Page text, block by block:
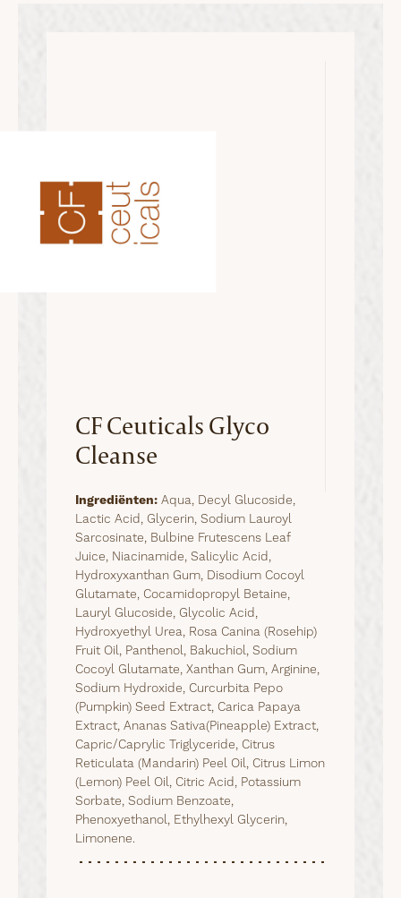
CF Ceuticals Glyco
Cleanse
Ingrediënten: Aqua, Decyl Glucoside,
Lactic Acid, Glycerin, Sodium Lauroyl
Sarcosinate, Bulbine Frutescens Leaf
Juice, Niacinamide, Salicylic Acid,
Hydroxyxanthan Gum, Disodium Cocoyl
Glutamate, Cocamidopropyl Betaine,
Lauryl Glucoside, Glycolic Acid,
Hydroxyethyl Urea, Rosa Canina (Rosehip)
Fruit Oil, Panthenol, Bakuchiol, Sodium
Cocoyl Glutamate, Xanthan Gum, Arginine,
Sodium Hydroxide, Curcurbita Pepo
(Pumpkin) Seed Extract, Carica Papaya
Extract, Ananas Sativa(Pineapple) Extract,
Capric/Caprylic Triglyceride, Citrus
Reticulata (Mandarin) Peel Oil, Citrus Limon
(Lemon) Peel Oil, Citric Acid, Potassium
Sorbate, Sodium Benzoate,
Phenoxyethanol, Ethylhexyl Glycerin,
Limonene.